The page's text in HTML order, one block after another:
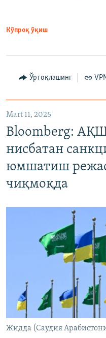
Кўпроқ ўқиш
Ўртоқлашинг
Mart 11, 2025
Bloomberg: АҚШ
нисбатан
юмшатиш
чиқмоқда
Жидда (Саудия